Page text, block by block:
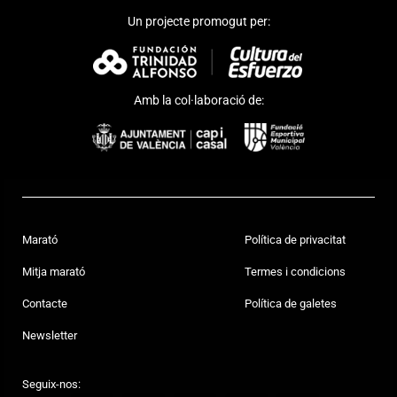
Un projecte promogut per:
Amb la col·laboració de:
Marató
Mitja marató
Contacte
Newsletter
Política de privacitat
Termes i condicions
Política de galetes
Seguix-nos: